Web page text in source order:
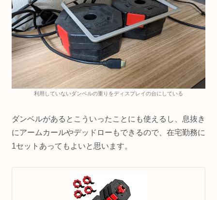
利用していないダンベルの重りをディスプレイの台にしている
ダンベルがあるとこういったことにも使えるし、息抜き
にアームカールやデッドローもできるので、在宅勤務に
1セットあってもよいと思います。